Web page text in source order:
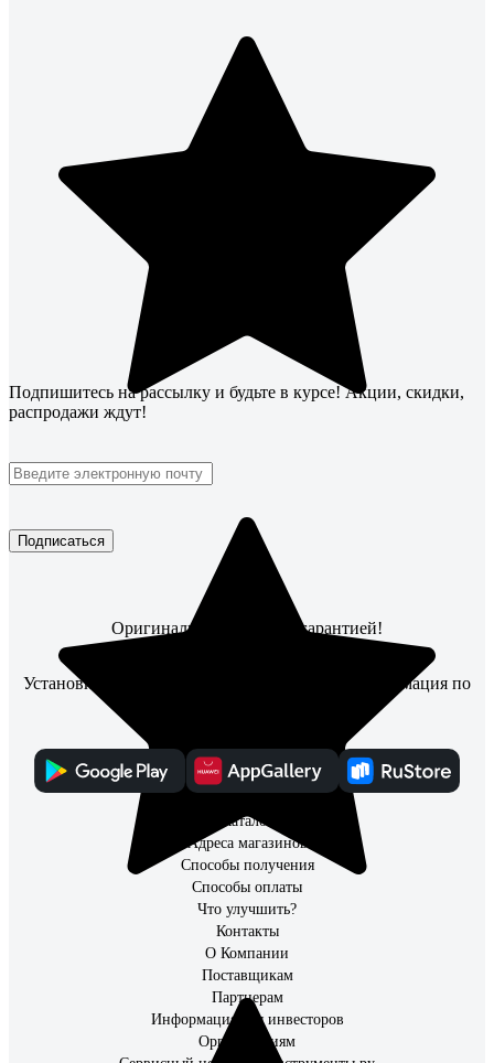
Подпишитесь на рассылку и будьте в курсе! Акции, скидки,
распродажи ждут!
Подписаться
Оригинальные товары с гарантией!
Установите мобильное приложение, чтобы информация по
Каталог
Адреса магазинов
Способы получения
Способы оплаты
Что улучшить?
Контакты
О Компании
Поставщикам
Партнерам
Информация для инвесторов
Организациям